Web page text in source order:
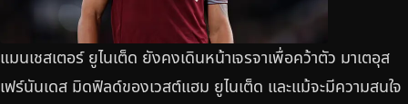
แมนเชสเตอร์ ยูไนเต็ด ยังคงเดินหน้าเจรจาเพื่อคว้าตัว มาเตอุส
เฟร์นันเดส มิดฟิลด์ของเวสต์แฮม ยูไนเต็ด และแม้จะมีความสนใจ